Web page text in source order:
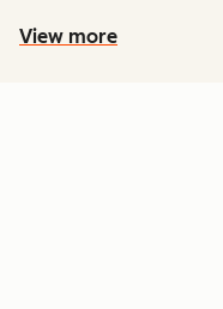
View more